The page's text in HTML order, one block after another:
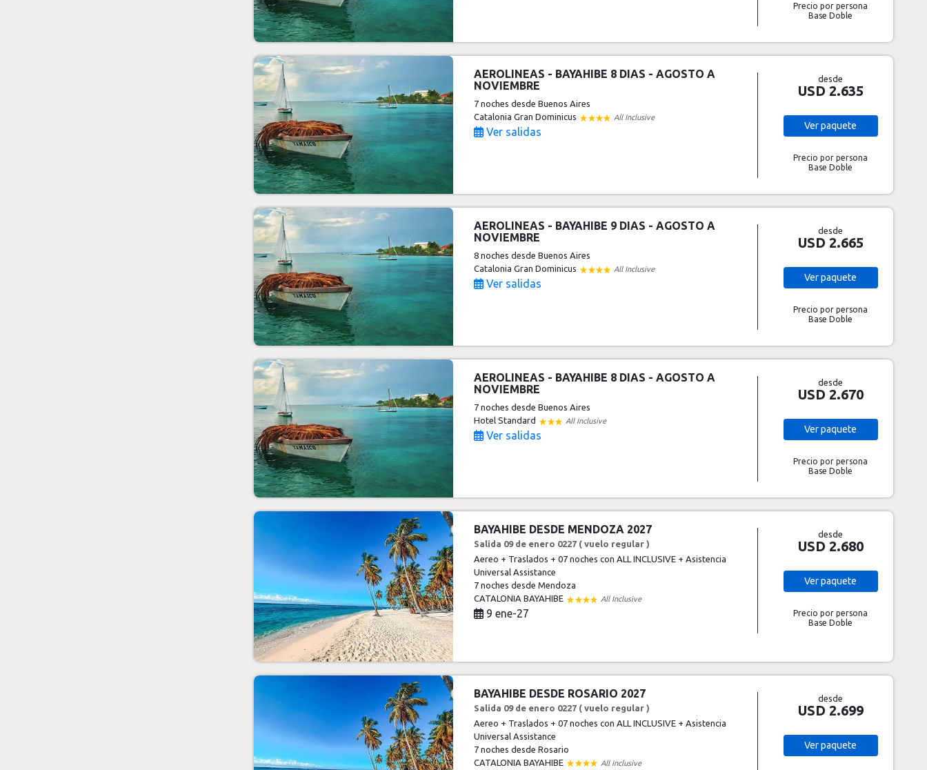
Precio por persona
Base Doble
AEROLINEAS - BAYAHIBE 8 DIAS - AGOSTO A
NOVIEMBRE
7 noches desde Buenos Aires
Catalonia Gran Dominicus
All Inclusive
Ver salidas
desde
USD 2.635
Verpaquete
Precio por persona
Base Doble
AEROLINEAS - BAYAHIBE 9 DIAS - AGOSTO A
NOVIEMBRE
8 noches desde Buenos Aires
Catalonia Gran Dominicus
All Inclusive
Ver salidas
desde
USD 2.665
Verpaquete
Precio por persona
Base Doble
AEROLINEAS - BAYAHIBE 8 DIAS - AGOSTO A
NOVIEMBRE
7 noches desde Buenos Aires
Hotel Standard
All Inclusive
Ver salidas
desde
USD 2.670
Verpaquete
Precio por persona
Base Doble
BAYAHIBE DESDE MENDOZA 2027
Salida 09 de enero 0227 ( vuelo regular )
Aereo + Traslados + 07 noches con ALL INCLUSIVE + Asistencia
Universal Assistance
7 noches desde Mendoza
CATALONIA BAYAHIBE
All Inclusive
9 ene-27
desde
USD 2.680
Verpaquete
Precio por persona
Base Doble
BAYAHIBE DESDE ROSARIO 2027
Salida 09 de enero 0227 ( vuelo regular )
Aereo + Traslados + 07 noches con ALL INCLUSIVE + Asistencia
Universal Assistance
7 noches desde Rosario
CATALONIA BAYAHIBE
All Inclusive
desde
USD 2.699
Verpaquete